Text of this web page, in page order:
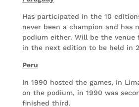
Has participated in the 10
never been a champion and has
podium either. Will be the
in the next edition to be held in
Peru
In 1990 hosted the games, in
on the podium, in 1990 was
finished third.